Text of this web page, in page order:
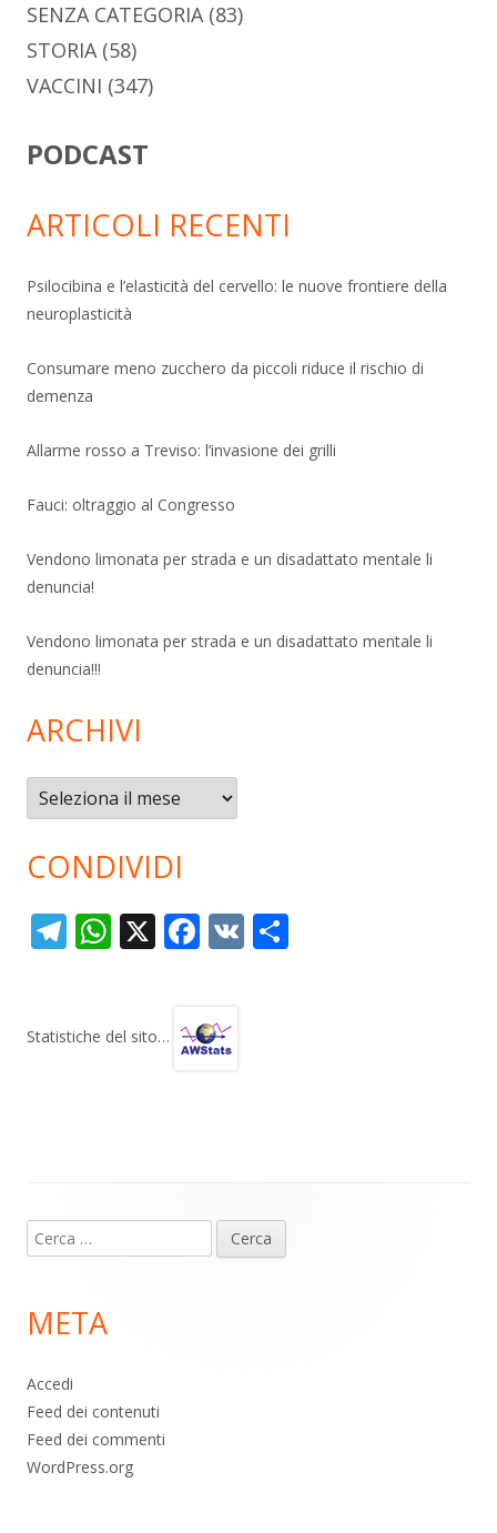
SENZA CATEGORIA(83)
STORIA(58)
VACCINI (347)
PODCAST
ARTICOLI RECENTI
Psilocibina e l’elasticità del cervello: le nuove frontiere della
neuroplasticità
Consumare meno zucchero da piccoli riduce il rischio di
demenza
Allarme rosso a Treviso: l’invasione dei grilli
Fauci: oltraggio al Congresso
Vendono limonata per strada e un disadattato mentale li
denuncia!
Vendono limonata per strada e un disadattato mentale li
denuncia!!!
ARCHIVI
Archivi
CONDIVIDI
T
gr
W
s
X F
b
V
Statistiche del sito…
piè
pagina
Ricerca
per:
META
Accedi
Feed dei contenuti
Feed dei commenti
WordPress.org